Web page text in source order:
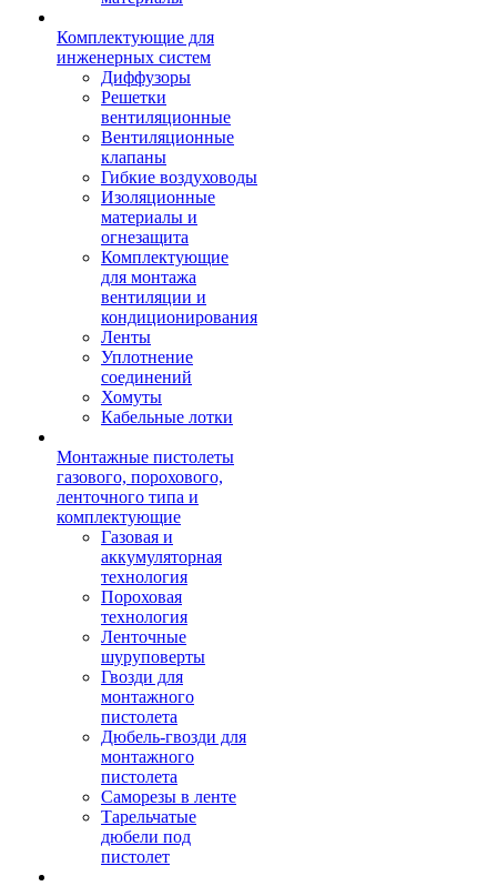
Комплектующие для
инженерных систем
Диффузоры
Решетки
вентиляционные
Вентиляционные
клапаны
Гибкие воздуховоды
Изоляционные
материалы и
огнезащита
Комплектующие
для монтажа
вентиляции и
кондиционирования
Ленты
Уплотнение
соединений
Хомуты
Кабельные лотки
Монтажные пистолеты
газового, порохового,
ленточного типа и
комплектующие
Газовая и
аккумуляторная
технология
Пороховая
технология
Ленточные
шуруповерты
Гвозди для
монтажного
пистолета
Дюбель-гвозди для
монтажного
пистолета
Саморезы в ленте
Тарельчатые
дюбели под
пистолет